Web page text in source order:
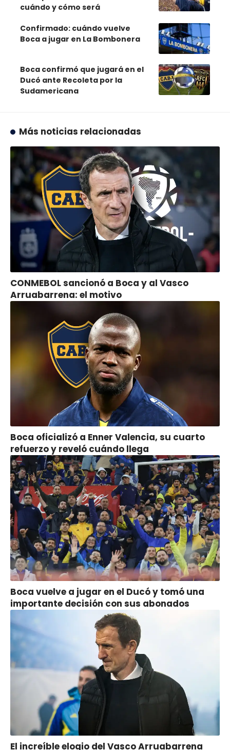
cuándo y cómo será
Confirmado: cuándo vuelve
Boca a jugar en La Bombonera
Boca confirmó que jugará en el
Ducó ante Recoleta por la
Sudamericana
Más noticias relacionadas
CONMEBOL sancionó a Boca y al Vasco
Arruabarrena: el motivo
Boca oficializó a Enner Valencia, su cuarto
refuerzo y reveló cuándo llega
Boca vuelve a jugar en el Ducó y tomó una
importante decisión con sus abonados
El increíble elogio del Vasco Arruabarrena